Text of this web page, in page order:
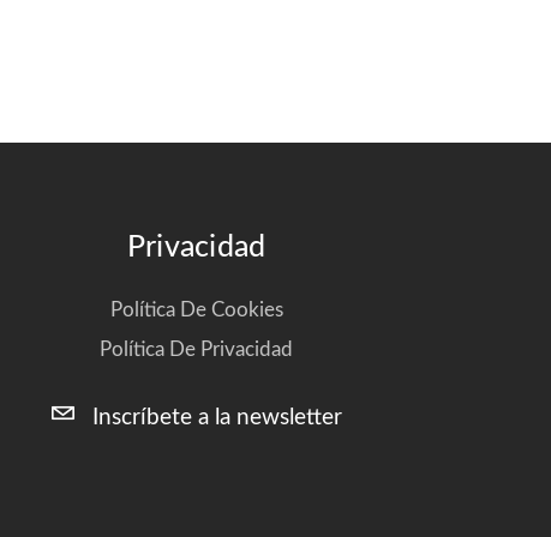
Privacidad
Política De Cookies
Política De Privacidad
Inscríbete a la newsletter